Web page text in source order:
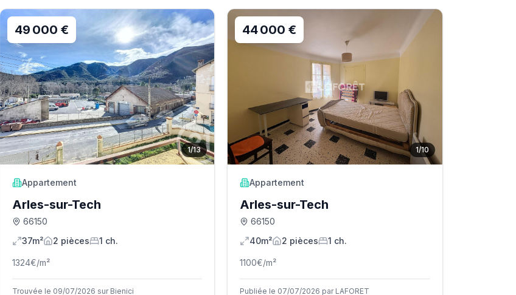
1/13
49 000 €
Appartement
Arles-sur-Tech
66150
37m²
2 pièces 1 ch.
1324€/m²
Trouvée le 09/07/2026 sur Bienici
1/10
44 000 €
Appartement
Arles-sur-Tech
66150
40m²
2 pièces 1 ch.
1100€/m²
Publiée le 07/07/2026 par LAFORET